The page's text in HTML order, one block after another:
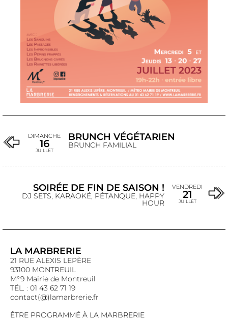
DIMANCHE
16
JUILLET
BRUNCH VÉGÉTARIEN
BRUNCH FAMILIAL
SOIRÉE DE FIN DE SAISON !
DJ SETS, KARAOKÉ, PÉTANQUE, HAPPY
HOUR
VENDREDI
21
JUILLET
LA MARBRERIE
21 RUE ALEXIS LEPÈRE
93100 MONTREUIL
M°9 Mairie de Montreuil
TÉL. : 01 43 62 71 19
contact(@)lamarbrerie.fr
ÊTRE PROGRAMMÉ À LA MARBRERIE